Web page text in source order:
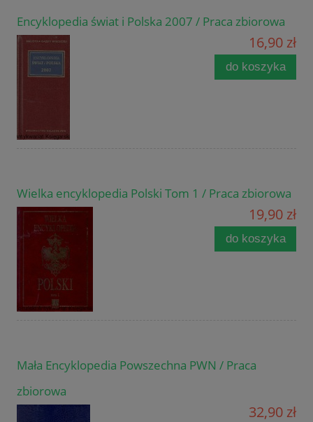
Encyklopedia świat i Polska 2007 / Praca zbiorowa
16,90 zł
do koszyka
Wielka encyklopedia Polski Tom 1 / Praca zbiorowa
19,90 zł
do koszyka
Mała Encyklopedia Powszechna PWN / Praca
zbiorowa
32,90 zł